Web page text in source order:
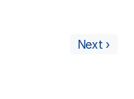
Next ›